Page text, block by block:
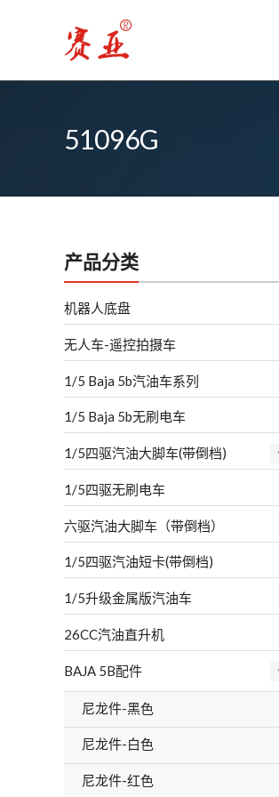
51096G
产品分类
机器人底盘
无人车-遥控拍摄车
1/5 Baja 5b汽油车系列
1/5 Baja 5b无刷电车
1/5四驱汽油大脚车(带倒档)
1/5四驱无刷电车
六驱汽油大脚车（带倒档）
1/5四驱汽油短卡(带倒档)
1/5升级金属版汽油车
26CC汽油直升机
BAJA 5B配件
尼龙件-黑色
尼龙件-白色
尼龙件-红色